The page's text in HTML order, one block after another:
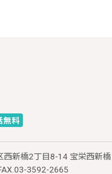
西新橋2丁目8-14 宝栄西新
3592-2665